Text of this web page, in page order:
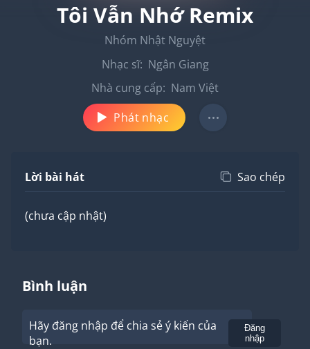
Tôi Vẫn Nhớ Remix
Nhóm Nhật Nguyệt
Nhạc sĩ: Ngân Giang
Nhà cung cấp: Nam Việt
Phát nhạc
Lời bài hát Sao chép
(chưa cập nhật)
Bình luận
Hãy đăng nhập để chia sẻ ý kiến của
bạn.
Đăng
nhập